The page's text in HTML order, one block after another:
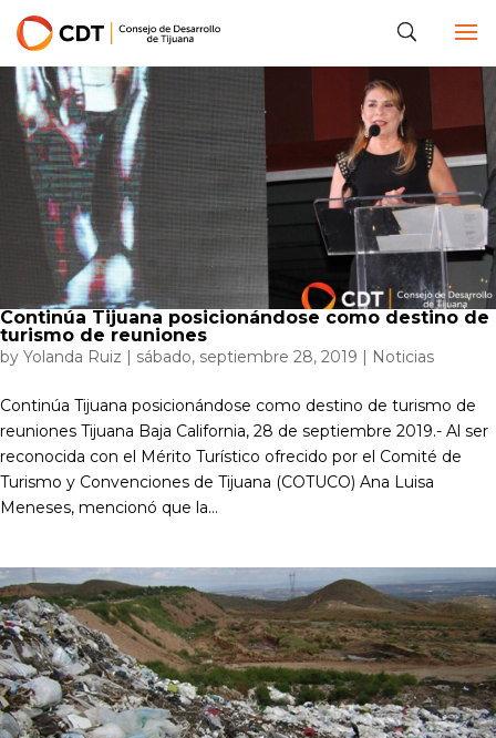
Continúa Tijuana posicionándose como destino de
turismo de reuniones
by Yolanda Ruiz | sábado, septiembre 28, 2019 | Noticias
Continúa Tijuana posicionándose como destino de turismo de
reuniones Tijuana Baja California, 28 de septiembre 2019.- Al ser
reconocida con el Mérito Turístico ofrecido por el Comité de
Turismo y Convenciones de Tijuana (COTUCO) Ana Luisa
Meneses, mencionó que la...